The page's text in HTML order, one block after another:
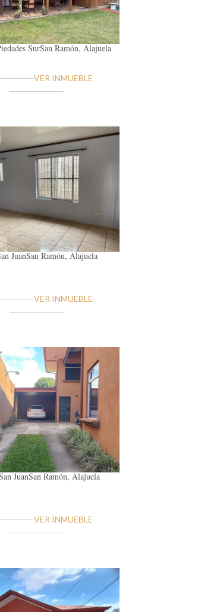
SurSan Ramón, Alajuela
VER INMUEBLE
JuanSan Ramón, Alajuela
VER INMUEBLE
JuanSan Ramón, Alajuela
VER INMUEBLE